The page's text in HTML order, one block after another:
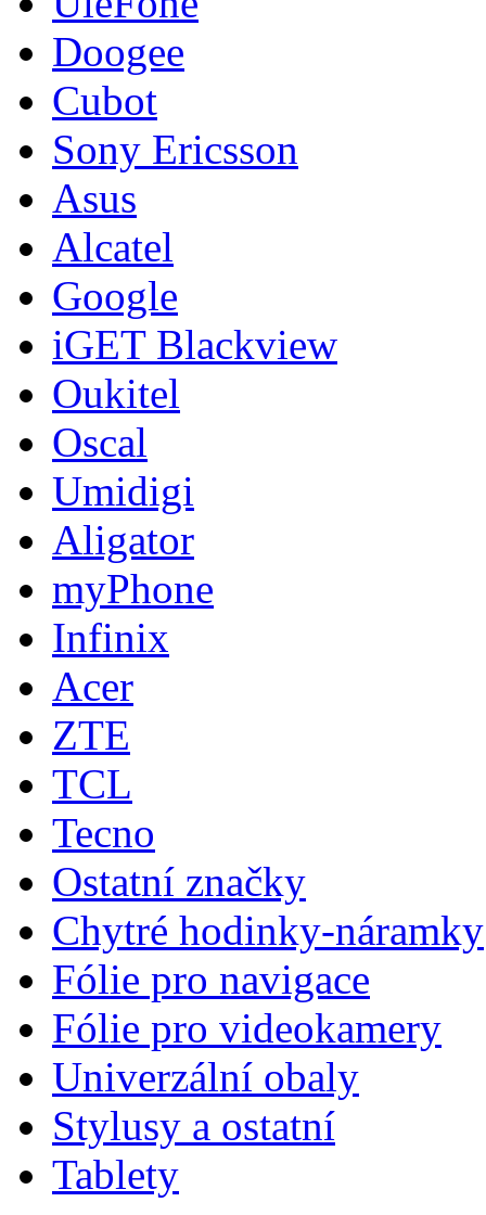
Doogee
Cubot
Sony Ericsson
Asus
Alcatel
Google
iGET Blackview
Oukitel
Oscal
Umidigi
Aligator
myPhone
Infinix
Acer
ZTE
TCL
Tecno
Ostatní značky
Chytré hodinky-náramky
Fólie pro navigace
Fólie pro videokamery
Univerzální obaly
Stylusy a ostatní
Tablety